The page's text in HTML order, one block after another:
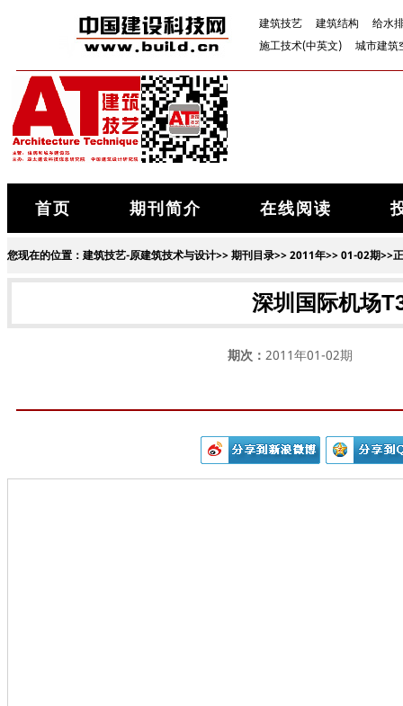
建筑技艺 建筑结构
给水
施工技术(中英文)
城市建筑
首页 期刊简介 在线阅读
您现在的位置： 建筑技艺-原建筑技术与设计>>期刊目录>>2011年>>01-02期>>
深圳国际机场
期次：2011年01-02期